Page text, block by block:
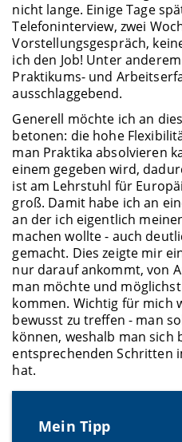
nicht lange. Einige Tage
Telefoninterview, zwei
Vorstellungsgespräch,
ich den Job! Unter
Praktikums- und
ausschlaggebend.
Generell möchte ich an
betonen: die hohe
man Praktika absolvieren
einem gegeben wird,
ist am Lehrstuhl für
groß. Damit habe ich an
an der ich eigentlich
machen wollte - auch
gemacht. Dies zeigte mir
nur darauf ankommt, von
man möchte und
kommen. Wichtig für mich
bewusst zu treffen - man
können, weshalb man sich
entsprechenden Schritten
hat.
Mein Tipp